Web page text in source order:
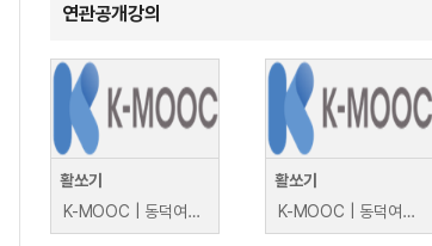
연관공개강의
활쏘기
K-MOOC | 동덕여자대학교 김창선
활쏘기
K-MOOC | 동덕여자대학교 김창선